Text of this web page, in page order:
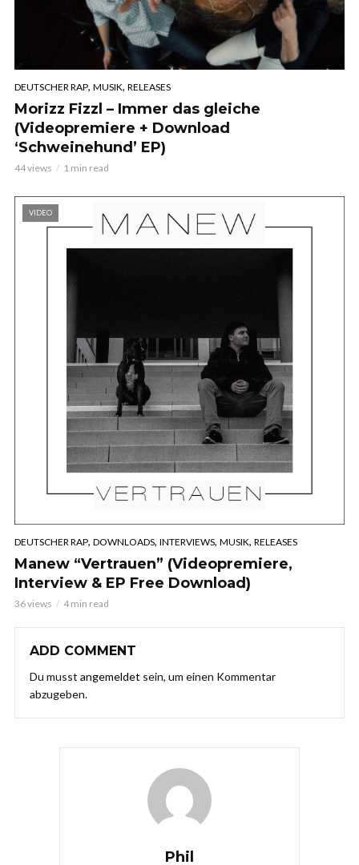
DEUTSCHER RAP, MUSIK, RELEASES
Morizz Fizzl – Immer das gleiche
(Videopremiere + Download
‘Schweinehund’ EP)
44 views 1 min read
VIDEO
DEUTSCHER RAP, DOWNLOADS, INTERVIEWS, MUSIK, RELEASES
Manew “Vertrauen” (Videopremiere,
Interview & EP Free Download)
36 views 4 min read
ADD COMMENT
Du musst angemeldet sein, um einen Kommentar
abzugeben.
Phil